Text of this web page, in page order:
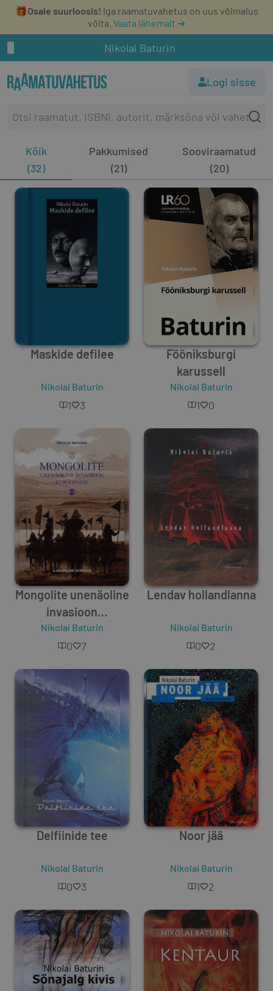
🎁Osale suurloosis! Iga raamatuvahetus on uus võimalus
võita. Vaata lähemalt ➔
Nikolai Baturin
Logi sisse
Kõik
(32)
Pakkumised
(21)
Sooviraamatud
(20)
Maskide defilee
Nikolai Baturin
1 3
Fööniksburgi
karussell
Nikolai Baturin
1 0
Mongolite unenäoline
invasioon
Euroopasse
Nikolai Baturin
0 7
Lendav hollandlanna
Nikolai Baturin
0 2
Delfiinide tee
Nikolai Baturin
0 3
Noor jää
Nikolai Baturin
1 2